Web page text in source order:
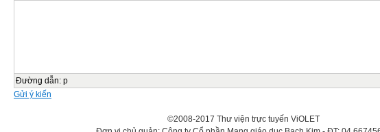
Đường dẫn: p
Gửi ý kiến
©2008-2017 Thư viện trực tuyến ViOLET